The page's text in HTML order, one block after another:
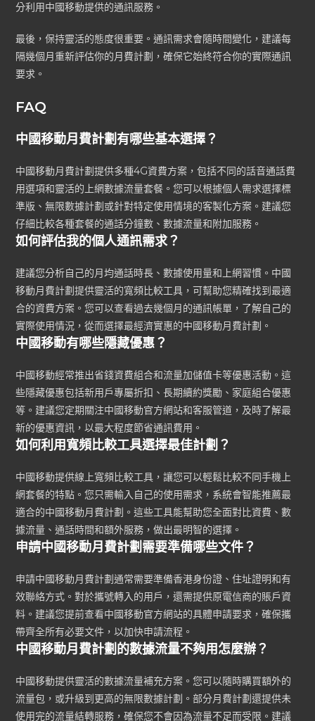
分利用中國移動提供的通訊服務。
最後，保持靈活的態度很重要。通訊需求會隨時間變化，建議每
隔幾個月重新評估你的月費計劃，確保它始終符合你的實際通訊
要求。
FAQ
中國移動月費計劃有哪些基本選擇？
中國移動月費計劃提供多種4G資費方案，包括不同的話音通話費
用選項和靈活的上網數據流量套餐。您可以根據個人需求選擇標
準版、無限數據計劃或針對特定使用情境的客製化方案。建議您
仔細比較各種套餐的通話分鐘數、數據流量和附加服務。
如何評估我的個人通訊需求？
建議您分析自己的月均通話時長、數據使用量和上網習慣。中國
移動月費計劃提供靈活的寬頻比較工具，可幫助您精確找到最適
合的資費方案。您可以查看過去幾個月的通訊帳單，了解自己的
實際使用情況，從而選擇最經濟實惠的中國移動月費計劃。
中國移動有哪些隱藏優惠？
中國移動經常推出省錢資費組合和流量加儲值卡等優惠活動。這
些隱藏優惠包括新用戶專屬折扣、長期續約獎勵、家庭組合優惠
等。建議您定期關注中國移動官方網站和客服管道，及時了解最
新的優惠資訊，以最大程度節省通訊費用。
如何利用寬頻比較工具選擇最佳計劃？
中國移動提供線上寬頻比較工具，讓您可以輕鬆比較不同手機上
網套餐的特點。您只需輸入自己的使用需求，系統會智能推薦最
適合的中國移動月費計劃。這些工具能幫助您全面對比資費、數
據流量、通話時間和額外服務，做出最明智的選擇。
申請中國移動月費計劃需要準備哪些文件？
申請中國移動月費計劃通常需要準備香港身份證、住址證明和有
效聯絡方式。對於攜號轉入的用戶，還需提供原電信商的賬戶資
料。建議您提前查看中國移動官方網站的具體申請要求，確保攜
帶齊全所有必要文件，以加快申請流程。
中國移動月費計劃的數據流量不夠用怎麼辦？
中國移動提供靈活的數據流量補充方案。您可以隨時購買額外的
流量包，或升級到更高的無限數據計劃。部分月費計劃還提供未
使用完的流量結轉服務，確保您不會因為流量不足而受限。建議